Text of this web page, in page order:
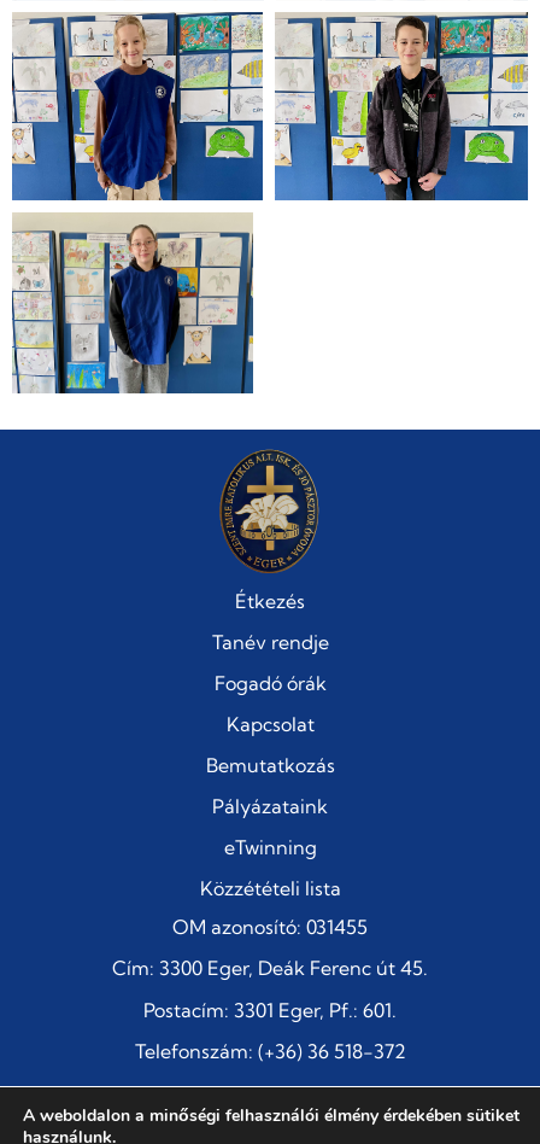
Étkezés
Tanév rendje
Fogadó órák
Kapcsolat
Bemutatkozás
Pályázataink
eTwinning
Közzétételi lista
OM azonosító: 031455
Cím: 3300 Eger, Deák Ferenc út 45.
Postacím: 3301 Eger, Pf.: 601.
Telefonszám: (+36) 36 518-372
E-mail:titkarsag@szentimre-eger.edu.hu
A weboldalon a minőségi felhasználói élmény érdekében sütiket
használunk.